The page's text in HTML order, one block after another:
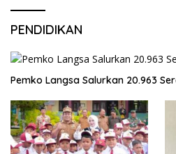
PENDIDIKAN
Pemko Langsa Salurkan 20.963